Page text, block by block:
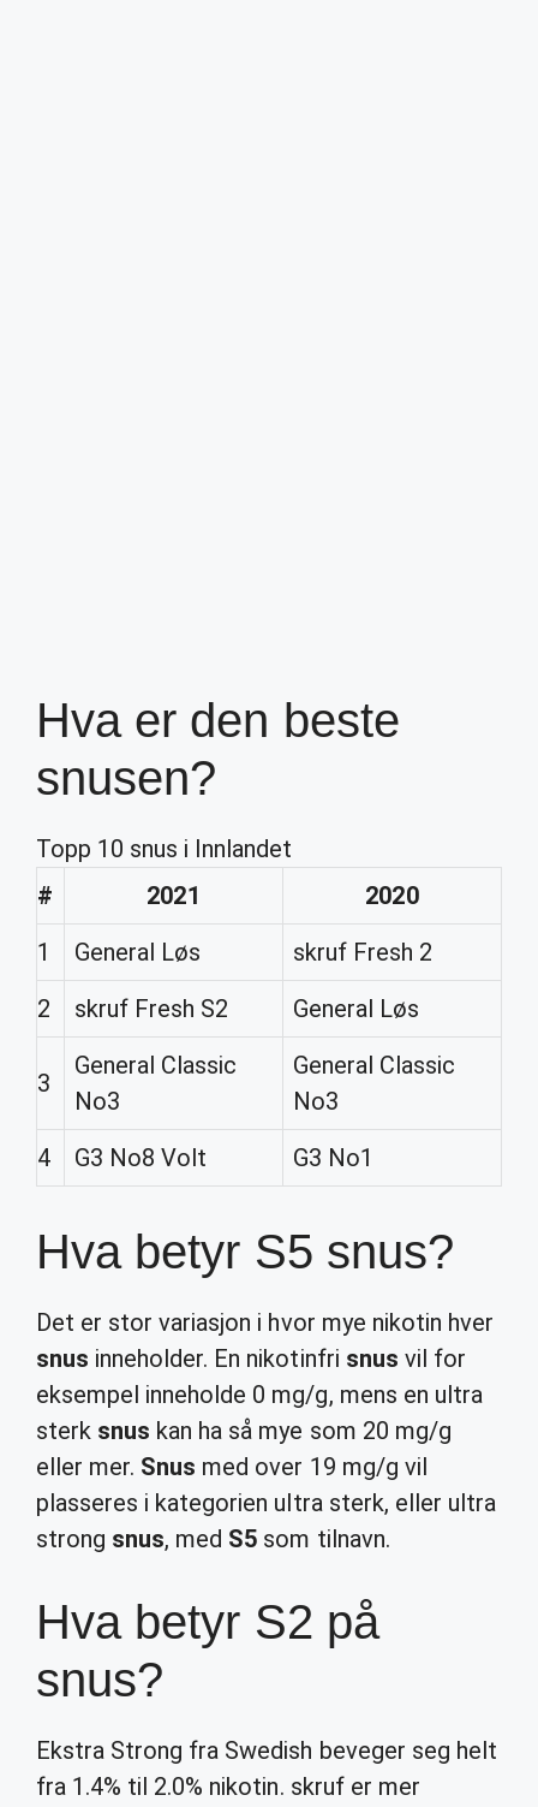
Hva er den beste
snusen?
Topp 10 snus i Innlandet
#
2021
2020
1
General Løs
skruf Fresh 2
2
skruf Fresh S2 General Løs
3
General Classic
No3
General Classic
No3
4
G3 No8 Volt G3 No1
Hva betyr S5 snus?
Det er stor variasjon i hvor mye nikotin hver
snus inneholder. En nikotinfri snus vil for
eksempel inneholde 0 mg/g, mens en ultra
sterk snus kan ha så mye som 20 mg/g
eller mer. Snus med over 19 mg/g vil
plasseres i kategorien ultra sterk, eller ultra
strong snus, med S5 som tilnavn.
Hva betyr S2 på
snus?
Ekstra Strong fra Swedish beveger seg helt
fra 1.4% til 2.0% nikotin. skruf er mer